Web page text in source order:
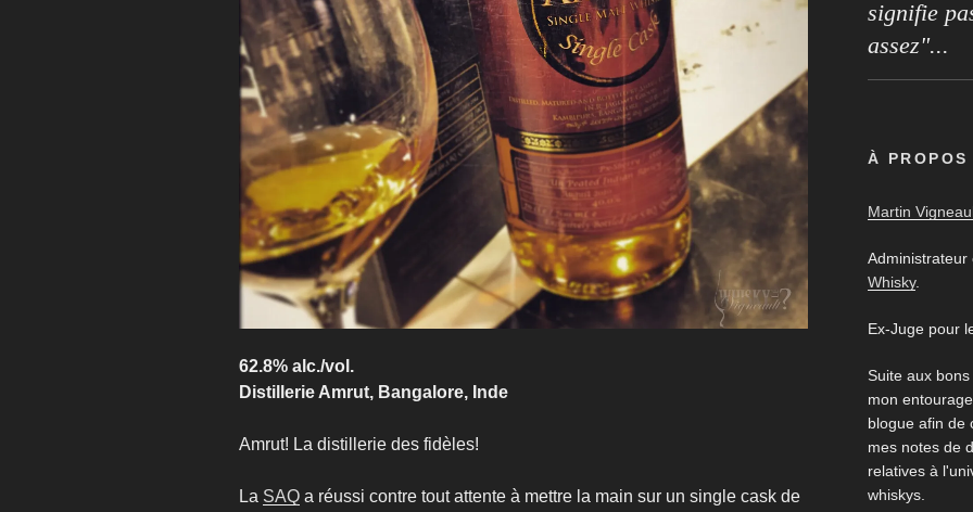
62.8% alc./vol.
Distillerie Amrut, Bangalore, Inde
Amrut! La distillerie des fidèles!
La SAQ a réussi contre tout attente à mettre la main sur un single cask de
signifie
assez"...
À PROPOS
Martin
Whisky.
Ex-Juge pour
Suite aux
mon
blogue afin de
mes notes de
relatives à
whiskys.